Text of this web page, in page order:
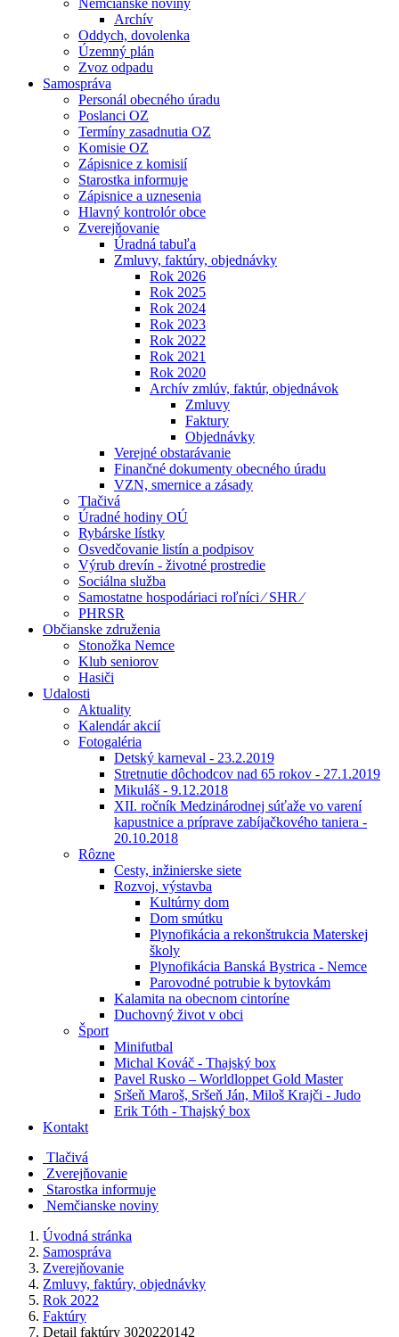
Nemčianske noviny
Archív
Oddych, dovolenka
Územný plán
Zvoz odpadu
Samospráva
Personál obecného úradu
Poslanci OZ
Termíny zasadnutia OZ
Komisie OZ
Zápisnice z komisií
Starostka informuje
Zápisnice a uznesenia
Hlavný kontrolór obce
Zverejňovanie
Úradná tabuľa
Zmluvy, faktúry, objednávky
Rok 2026
Rok 2025
Rok 2024
Rok 2023
Rok 2022
Rok 2021
Rok 2020
Archív zmlúv, faktúr, objednávok
Zmluvy
Faktury
Objednávky
Verejné obstarávanie
Finančné dokumenty obecného úradu
VZN, smernice a zásady
Tlačivá
Úradné hodiny OÚ
Rybárske lístky
Osvedčovanie listín a podpisov
Výrub drevín - životné prostredie
Sociálna služba
Samostatne hospodáriaci roľníci ⁄ SHR ⁄
PHRSR
Občianske združenia
Stonožka Nemce
Klub seniorov
Hasiči
Udalosti
Aktuality
Kalendár akcií
Fotogaléria
Detský karneval - 23.2.2019
Stretnutie dôchodcov nad 65 rokov - 27.1.2019
Mikuláš - 9.12.2018
XII. ročník Medzinárodnej súťaže vo varení
kapustnice a príprave zabíjačkového taniera -
20.10.2018
Rôzne
Cesty, inžinierske siete
Rozvoj, výstavba
Kultúrny dom
Dom smútku
Plynofikácia a rekonštrukcia Materskej
školy
Plynofikácia Banská Bystrica - Nemce
Parovodné potrubie k bytovkám
Kalamita na obecnom cintoríne
Duchovný život v obci
Šport
Minifutbal
Michal Kováč - Thajský box
Pavel Rusko – Worldloppet Gold Master
Sršeň Maroš, Sršeň Ján, Miloš Krajči - Judo
Erik Tóth - Thajský box
Kontakt
Tlačivá
Zverejňovanie
Starostka informuje
Nemčianske noviny
Úvodná stránka
Samospráva
Zverejňovanie
Zmluvy, faktúry, objednávky
Rok 2022
Faktúry
Detail faktúry 3020220142